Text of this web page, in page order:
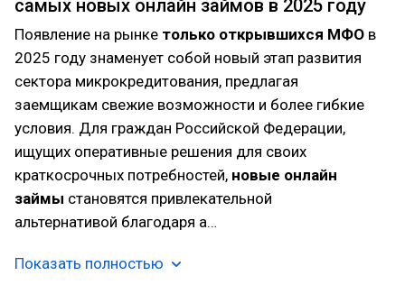
самых новых онлайн займов в 2025 году
Появление на рынке только открывшихся МФО в
2025 году знаменует собой новый этап развития
сектора микрокредитования, предлагая
заемщикам свежие возможности и более гибкие
условия. Для граждан Российской Федерации,
ищущих оперативные решения для своих
краткосрочных потребностей, новые онлайн
займы становятся привлекательной
альтернативой благодаря а…
Показать полностью